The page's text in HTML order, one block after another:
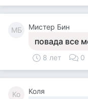
МБ Мистер Бин
повада все
8 лет 0
Ко Коля